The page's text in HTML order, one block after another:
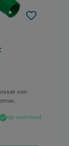
van
op voorraad